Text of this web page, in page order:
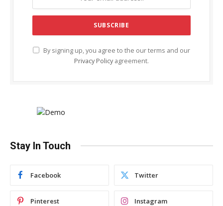
By signing up, you agree to the our terms and our
Privacy Policy agreement.
Stay In Touch
Facebook Twitter
Pinterest Instagram